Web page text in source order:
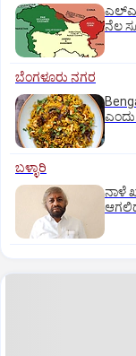
ನೆಲ
ಬೆಂಗಳೂರು ನಗರ
ಬಳ್ಳಾರಿ
ನಾಳೆ